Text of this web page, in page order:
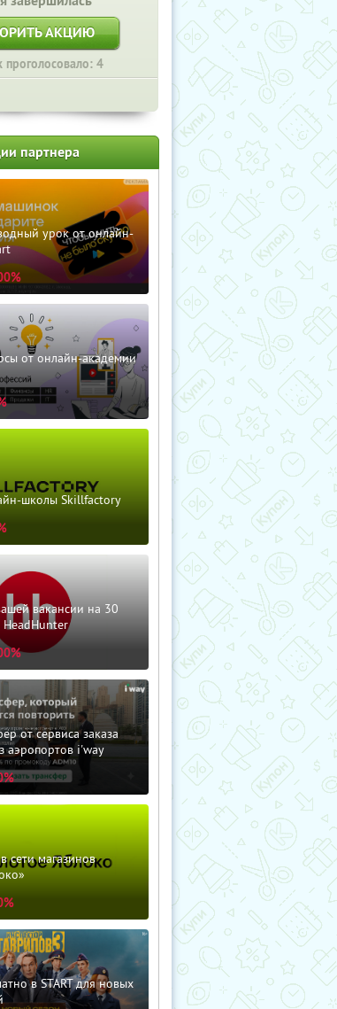
АКЦИЮ
проголосовало: 4
партнера
урок от онлайн-
от онлайн-академии
школы Skillfactory
вакансии на 30
HeadHunter
от сервиса заказа
аэропортов i'way
сети магазинов
в START для новых